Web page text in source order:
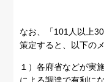
なお、「101人以上
策定すると、以下の
１）各府省などが実